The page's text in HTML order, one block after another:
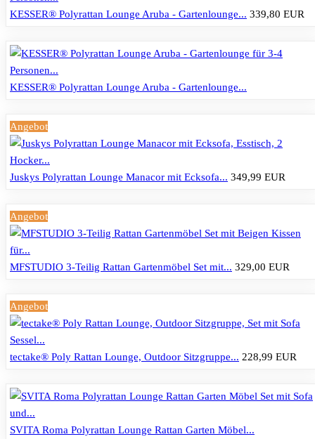
KESSER® Polyrattan Lounge Aruba - Gartenlounge... 339,80 EUR
KESSER® Polyrattan Lounge Aruba - Gartenlounge...
Angebot
Juskys Polyrattan Lounge Manacor mit Ecksofa... 349,99 EUR
Angebot
MFSTUDIO 3-Teilig Rattan Gartenmöbel Set mit... 329,00 EUR
Angebot
tectake® Poly Rattan Lounge, Outdoor Sitzgruppe... 228,99 EUR
SVITA Roma Polyrattan Lounge Rattan Garten Möbel...